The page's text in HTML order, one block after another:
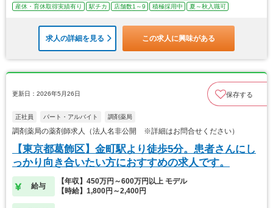
産休・育休取得実績有り
駅チカ 店舗数1～9 積極採用中 夏～秋入職可
求人の詳細を見る この求人に興味がある
更新日：2026年5月26日 保存する
正社員 パート・アルバイト 調剤薬局
調剤薬局の薬剤師求人（法人名非公開 ※詳細はお問合せください）
【東京都葛飾区】金町駅より徒歩5分。患者さんにし
っかり向き合いたい方におすすめの求人です。
給与
【年収】450万円～600万円以上 モデル
【時給】1,800円～2,400円